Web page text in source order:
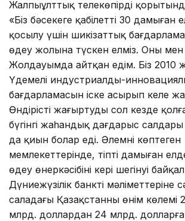
Жалпыұлттық телекөпірді
«Біз бәсекеге қабілетті 30 дамыған
қосылу үшін шикізаттық
өңдеу жолына түскен елміз. Оны мен
Жолдауымда айтқан едім. Біз 2010
Үдемелі индустриалды-
бағдарламасын іске асырып келе
Өндірісті жаңғыртуды сол кезде
бүгінгі жаһандық дағдарыс
да қиын болар еді. Әлемнің көптеген
мемлекеттерінде, тіпті дамыған
өңдеу өнеркәсібінің кері шегінуі
Дүниежүзілік банктің мәліметтеріне
саладағы Қазақстанның өнім
млрд. доллардан 24 млрд. долларға